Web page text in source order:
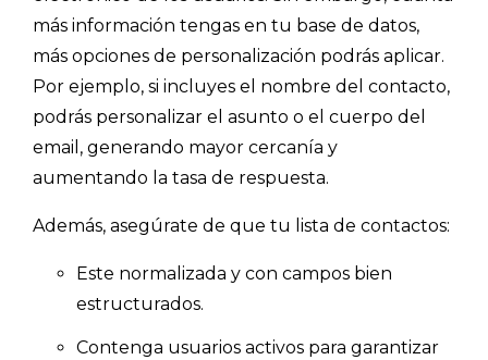
más información tengas en tu base de datos,
más opciones de personalización podrás aplicar.
Por ejemplo, si incluyes el nombre del contacto,
podrás personalizar el asunto o el cuerpo del
email, generando mayor cercanía y
aumentando la tasa de respuesta.
Además, asegúrate de que tu lista de contactos:
Este normalizada y con campos bien
estructurados.
Contenga usuarios activos para garantizar